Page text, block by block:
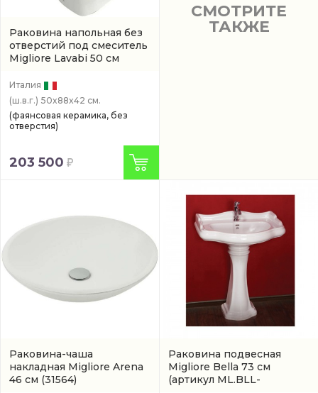
Раковина напольная без
отверстий под смеситель
Migliore Lavabi 50 см
Италия
(ш.в.г.) 50x88x42 см.
(фаянсовая керамика, без
отверстия)
203 500
СМОТРИТЕ
ТАКЖЕ
Раковина-чаша
накладная Migliore Arena
46 см (31564)
Раковина подвесная
Migliore Bella 73 см
(артикул ML.BLL-